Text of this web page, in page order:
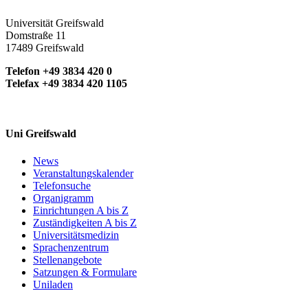
Universität Greifswald
Domstraße 11
17489 Greifswald
Telefon +49 3834 420 0
Telefax +49 3834 420 1105
Uni Greifswald
News
Veranstaltungskalender
Telefonsuche
Organigramm
Einrichtungen A bis Z
Zuständigkeiten A bis Z
Universitätsmedizin
Sprachenzentrum
Stellenangebote
Satzungen & Formulare
Uniladen